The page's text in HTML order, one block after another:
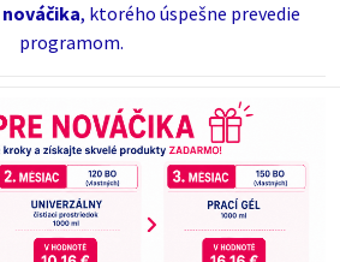
nováčika, ktorého úspešne prevedie
programom.